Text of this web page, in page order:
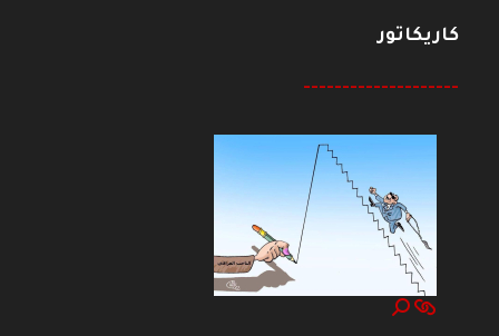
كاريكاتور
--------------------